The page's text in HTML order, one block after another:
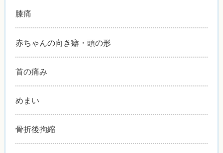
膝痛
赤ちゃんの向き癖・頭の形
首の痛み
めまい
骨折後拘縮